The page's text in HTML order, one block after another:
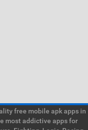
free mobile apk apps in
most addictive apps for